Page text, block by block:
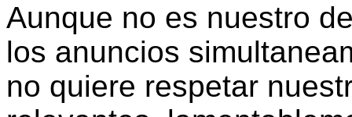
Aunque no es nuestro
los anuncios
no quiere respetar